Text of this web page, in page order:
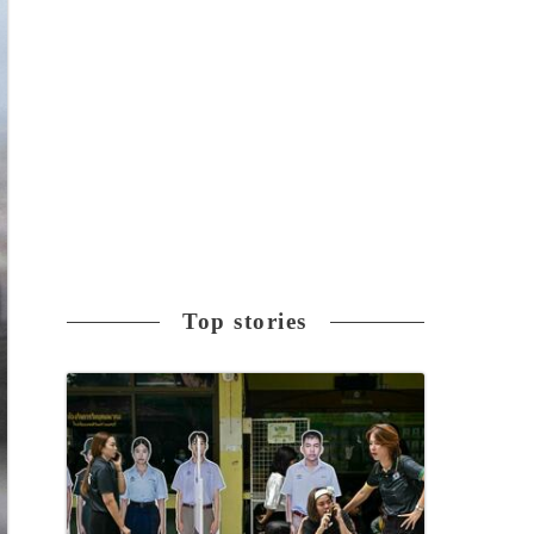
Top stories